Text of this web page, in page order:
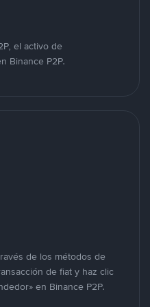
el activo de
Binance P2P.
de los métodos de
de fiat y haz clic
en Binance P2P.